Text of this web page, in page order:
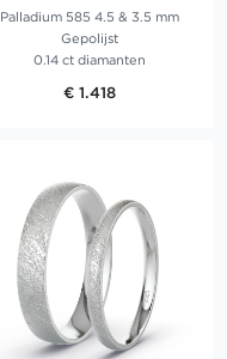
Palladium 585 4.5 & 3.5 mm
Gepolijst
0.14 ct diamanten
€ 1.418